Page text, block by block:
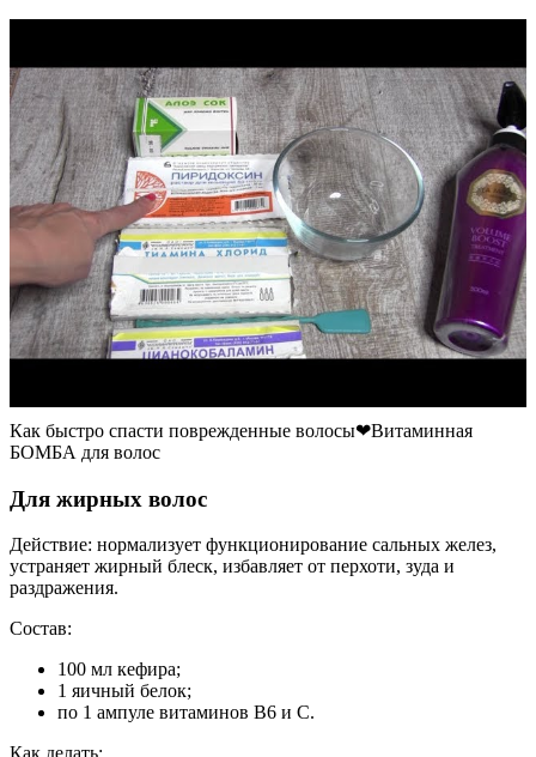
Как быстро спасти поврежденные волосы❤Витаминная
БОМБА для волос
Для жирных волос
Действие: нормализует функционирование сальных желез,
устраняет жирный блеск, избавляет от перхоти, зуда и
раздражения.
Состав:
100 мл кефира;
1 яичный белок;
по 1 ампуле витаминов В6 и С.